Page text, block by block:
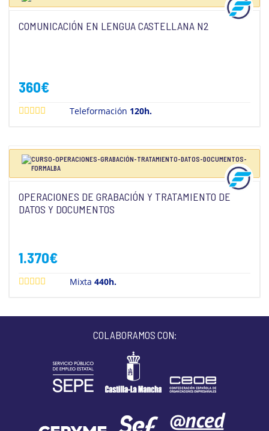
COMUNICACIÓN EN LENGUA CASTELLANA N2
360€
Teleformación 120h.
OPERACIONES DE GRABACIÓN Y TRATAMIENTO DE
DATOS Y DOCUMENTOS
1.370€
Mixta440h.
COLABORAMOS CON: